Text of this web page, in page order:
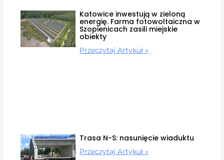
Katowice inwestują w zieloną
energię. Farma fotowoltaiczna w
Szopienicach zasili miejskie
obiekty
Przeczytaj Artykuł »
Trasa N-S: nasunięcie wiaduktu
Przeczytaj Artykuł »